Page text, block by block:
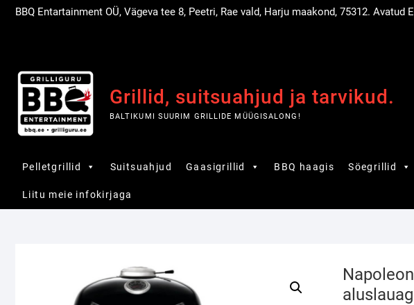
SkipBBQ Entartainment OÜ, Vägeva tee 8, Peetri, Rae vald, Harju maakond, 75312. Avatud
Grillid, suitsuahjud ja tarvikud.
BALTIKUMI SUURIM GRILLIDE MÜÜGISALONG!
Pelletgrillid Suitsuahjud Gaasigrillid BBQ haagis Söegrillid
Liitu meie infokirjaga